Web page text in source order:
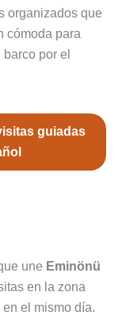
organizados que
cómoda para
por el
guiadas
une Eminönü
en la zona
el mismo día.